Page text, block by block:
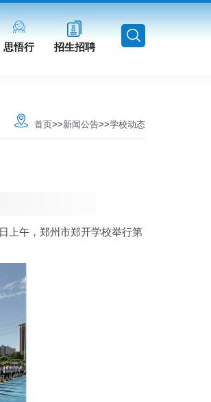
思悟行 招生招聘
首页>>新闻公告>>学校动态
上午，郑州市郑开学校举行第